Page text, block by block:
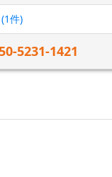
1件)
5231-1421